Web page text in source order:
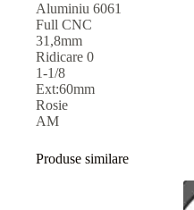
Aluminiu 6061
Full CNC
31,8mm
Ridicare 0
1-1/8
Ext:60mm
Rosie
AM
Produse similare